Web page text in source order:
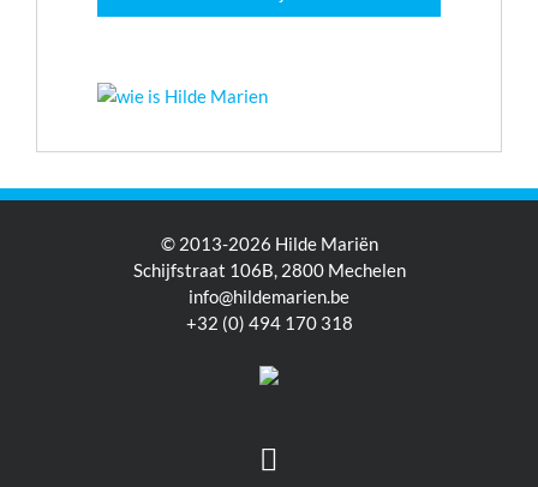
© 2013-2026 Hilde Mariën
Schijfstraat 106B, 2800 Mechelen
info@hildemarien.be
+32 (0) 494 170 318